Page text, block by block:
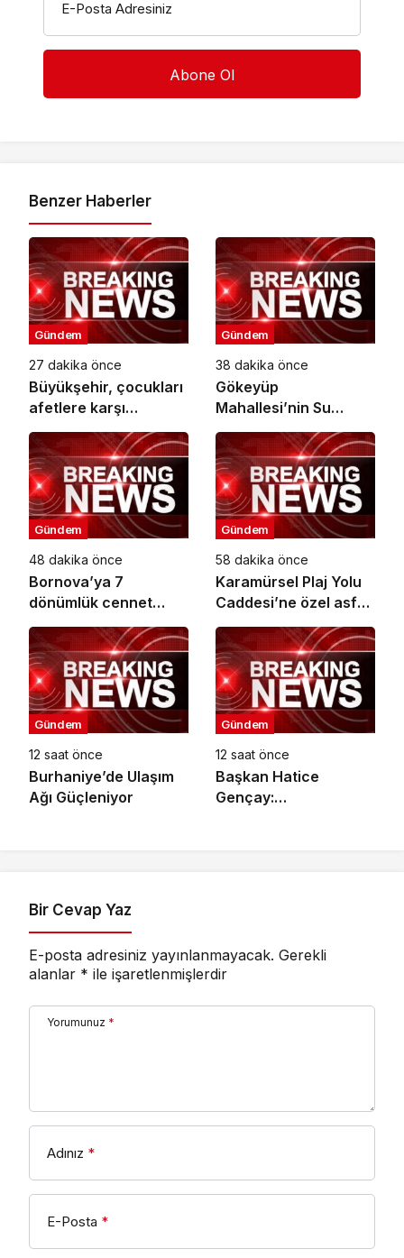
E-Posta Adresiniz
Benzer Haberler
Gündem
27 dakika önce
Büyükşehir, çocukları
afetlere karşı
bilinçlendiriyor
Gündem
38 dakika önce
Gökeyüp
Mahallesi’nin Su
Sorunu Çözüme
Kavuşturuldu
Gündem
48 dakika önce
Bornova’ya 7
dönümlük cennet
bahçesi
Gündem
58 dakika önce
Karamürsel Plaj Yolu
Caddesi’ne özel asfalt
dokunuşu
Gündem
12 saat önce
Burhaniye’de Ulaşım
Ağı Güçleniyor
Gündem
12 saat önce
Başkan Hatice
Gençay:
Bir Cevap Yaz
E-posta adresiniz yayınlanmayacak. Gerekli
alanlar * ile işaretlenmişlerdir
Yorumunuz *
Adınız *
E-Posta *